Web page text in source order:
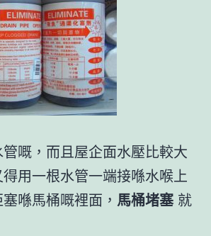
嘅，而且屋企面水壓比較大
用一根水管一端接喺水喉上
喺馬桶嘅裡面， 馬桶堵塞 就